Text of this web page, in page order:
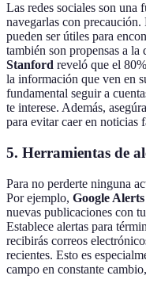
Las redes sociales son una
navegarlas con precaución.
pueden ser útiles para
también son propensas a la
Stanford reveló que el
la información que ven en
fundamental seguir a
te interese. Además,
para evitar caer en noticias
5. Herramientas de
Para no perderte ninguna
Por ejemplo, Google Alerts
nuevas publicaciones con
Establece alertas para
recibirás correos
recientes. Esto es
campo en constante